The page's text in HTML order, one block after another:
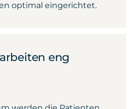
optimal eingerichtet.
eng